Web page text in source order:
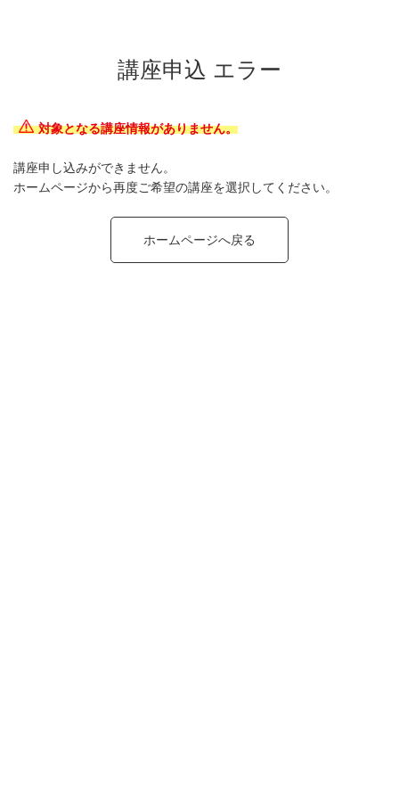
講座申込 エラー
対象となる講座情報がありません。
講座申し込みができません。
ホームページから再度ご希望の講座を選択してください。
ホームページへ戻る